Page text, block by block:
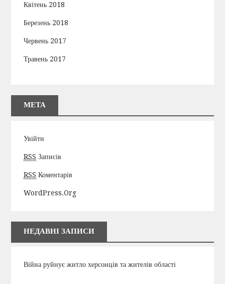
Квітень 2018
Березень 2018
Червень 2017
Травень 2017
МЕТА
Увійти
RSS Записів
RSS Коментарів
WordPress.org
НЕДАВНІ ЗАПИСИ
Війна руйнує житло херсонців та жителів області